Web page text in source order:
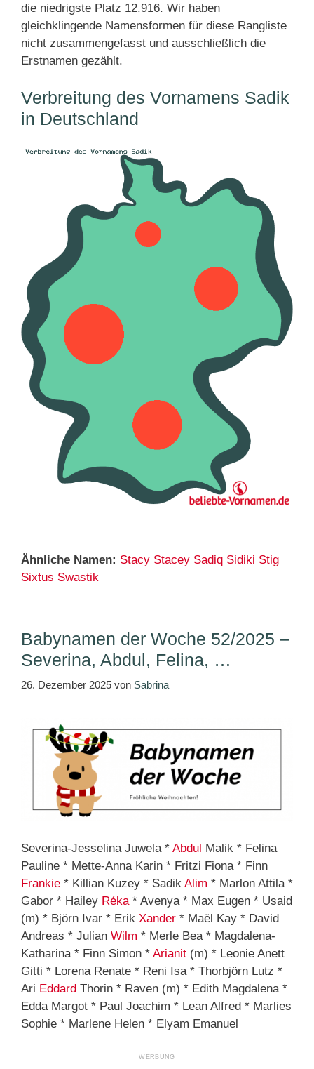
die niedrigste Platz 12.916. Wir haben
gleichklingende Namensformen für diese Rangliste
nicht zusammengefasst und ausschließlich die
Erstnamen gezählt.
Verbreitung des Vornamens Sadik
in Deutschland
Ähnliche Namen: Stacy Stacey Sadiq Sidiki Stig
Sixtus Swastik
Babynamen der Woche 52/2025 –
Severina, Abdul, Felina, …
26. Dezember 2025 von Sabrina
Severina-Jesselina Juwela * Abdul Malik * Felina
Pauline * Mette-Anna Karin * Fritzi Fiona * Finn
Frankie * Killian Kuzey * Sadik Alim * Marlon Attila *
Gabor * Hailey Réka * Avenya * Max Eugen * Usaid
(m) * Björn Ivar * Erik Xander * Maël Kay * David
Andreas * Julian Wilm * Merle Bea * Magdalena-
Katharina * Finn Simon * Arianit (m) * Leonie Anett
Gitti * Lorena Renate * Reni Isa * Thorbjörn Lutz *
Ari Eddard Thorin * Raven (m) * Edith Magdalena *
Edda Margot * Paul Joachim * Lean Alfred * Marlies
Sophie * Marlene Helen * Elyam Emanuel